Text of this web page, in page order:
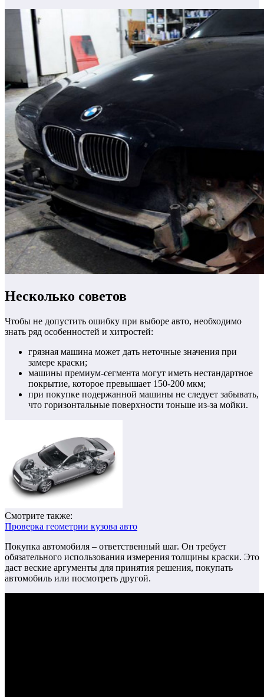
Несколько советов
Чтобы не допустить ошибку при выборе авто, необходимо
знать ряд особенностей и хитростей:
грязная машина может дать неточные значения при
замере краски;
машины премиум-сегмента могут иметь нестандартное
покрытие, которое превышает 150-200 мкм;
при покупке подержанной машины не следует забывать,
что горизонтальные поверхности тоньше из-за мойки.
Смотрите также:
Проверка геометрии кузова авто
Покупка автомобиля – ответственный шаг. Он требует
обязательного использования измерения толщины краски. Это
даст веские аргументы для принятия решения, покупать
автомобиль или посмотреть другой.